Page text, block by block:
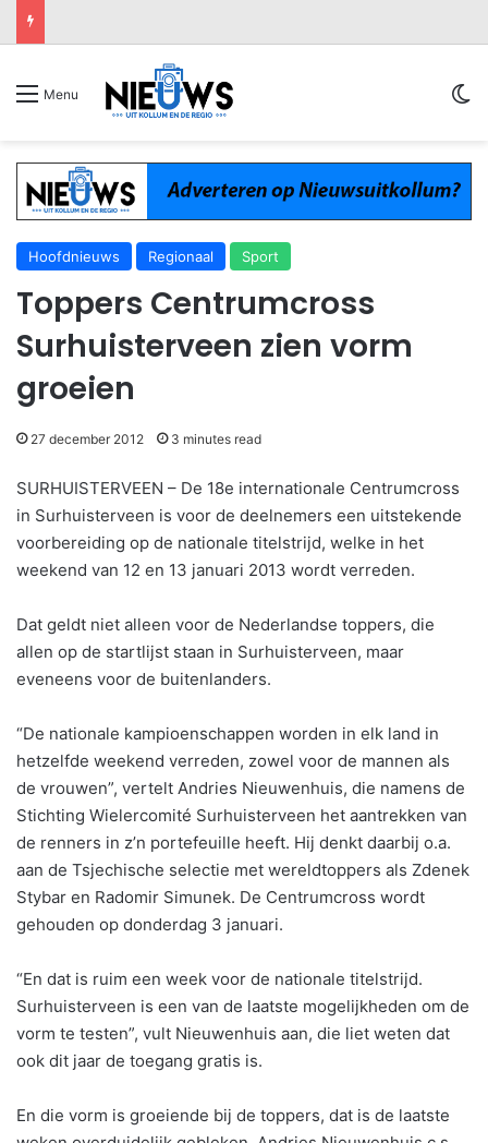
Menu
Hoofdnieuws Regionaal Sport
Toppers Centrumcross
Surhuisterveen zien vorm
groeien
27 december 2012 3 minutes read
SURHUISTERVEEN – De 18e internationale Centrumcross
in Surhuisterveen is voor de deelnemers een uitstekende
voorbereiding op de nationale titelstrijd, welke in het
weekend van 12 en 13 januari 2013 wordt verreden.
Dat geldt niet alleen voor de Nederlandse toppers, die
allen op de startlijst staan in Surhuisterveen, maar
eveneens voor de buitenlanders.
“De nationale kampioenschappen worden in elk land in
hetzelfde weekend verreden, zowel voor de mannen als
de vrouwen”, vertelt Andries Nieuwenhuis, die namens de
Stichting Wielercomité Surhuisterveen het aantrekken van
de renners in z’n portefeuille heeft. Hij denkt daarbij o.a.
aan de Tsjechische selectie met wereldtoppers als Zdenek
Stybar en Radomir Simunek. De Centrumcross wordt
gehouden op donderdag 3 januari.
“En dat is ruim een week voor de nationale titelstrijd.
Surhuisterveen is een van de laatste mogelijkheden om de
vorm te testen”, vult Nieuwenhuis aan, die liet weten dat
ook dit jaar de toegang gratis is.
En die vorm is groeiende bij de toppers, dat is de laatste